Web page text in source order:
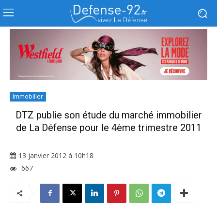
Immobilier
DTZ publie son étude du marché immobilier
de La Défense pour le 4ème trimestre 2011
13 janvier 2012 à 10h18
667